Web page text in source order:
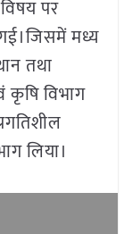
पर
मध्य
तथा
कृषि विभाग
लिया।